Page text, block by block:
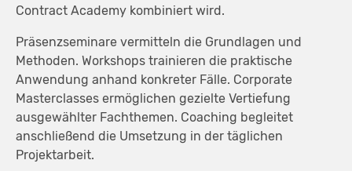
Contract Academy kombiniert wird.
Präsenzseminare vermitteln die Grundlagen und
Methoden. Workshops trainieren die praktische
Anwendung anhand konkreter Fälle. Corporate
Masterclasses ermöglichen gezielte Vertiefung
ausgewählter Fachthemen. Coaching begleitet
anschließend die Umsetzung in der täglichen
Projektarbeit.